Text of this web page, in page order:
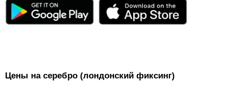
Цены на серебро (лондонский фиксинг)